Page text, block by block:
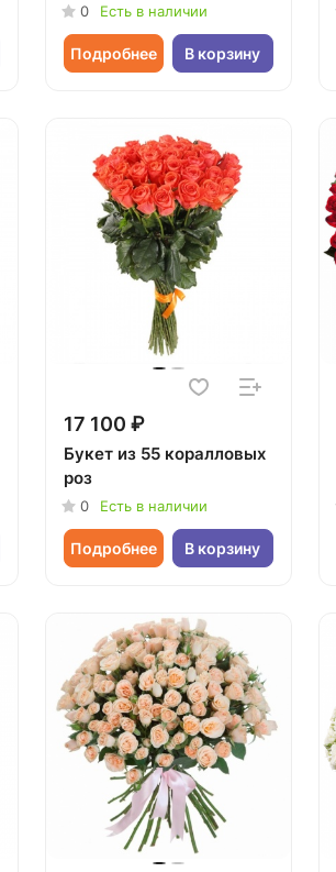
0 Есть в наличии
Подробнее В корзину
17 100 ₽
Букет из 55 коралловых
роз
0 Есть в наличии
Подробнее В корзину